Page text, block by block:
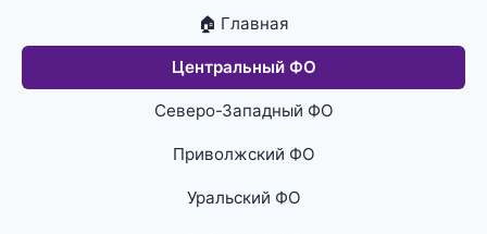
🏠 Главная
Центральный ФО
Северо-Западный ФО
Приволжский ФО
Уральский ФО